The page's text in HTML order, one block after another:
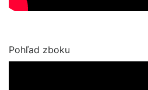
Pohľad zboku